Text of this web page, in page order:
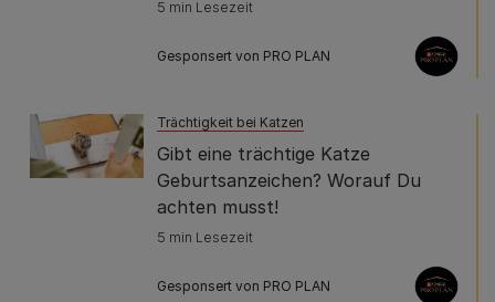
5 min Lesezeit
Gesponsert von PRO PLAN
Trächtigkeit bei Katzen
Gibt eine trächtige Katze
Geburtsanzeichen? Worauf Du
achten musst!
5 min Lesezeit
Gesponsert von PRO PLAN